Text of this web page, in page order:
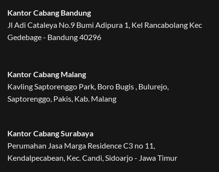
Kantor Cabang Bandung
Jl Adi Cataleya No.9 Bumi Adipura 1, Kel Rancabolang Kec
Gedebage - Bandung 40296
Kantor Cabang Malang
Kavling Saptorenggo Park, Boro Bugis , Bulurejo,
Saptorenggo, Pakis, Kab. Malang
Kantor Cabang Surabaya
Perumahan Jasa Marga Residence C3 no 11,
Kendalpecabean, Kec. Candi, Sidoarjo - Jawa Timur